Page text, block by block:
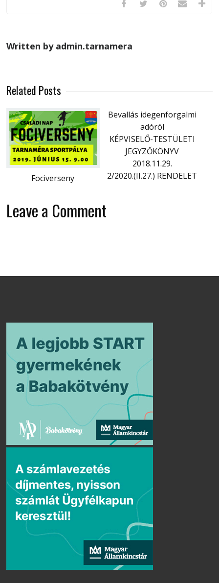
Written by admin.tarnamera
Related Posts
Fociverseny
Bevallás idegenforgalmi
adóról
KÉPVISELŐ-TESTÜLETI
JEGYZŐKÖNYV
2018.11.29.
2/2020.(II.27.) RENDELET
Leave a Comment